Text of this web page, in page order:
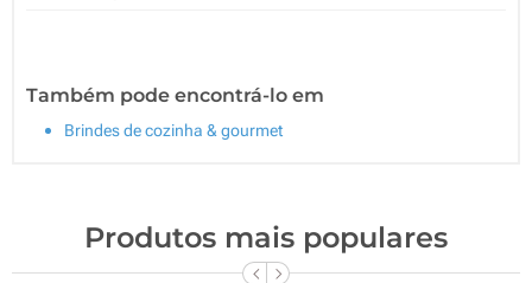
Também pode encontrá-lo em
Brindes de cozinha & gourmet
Produtos mais populares